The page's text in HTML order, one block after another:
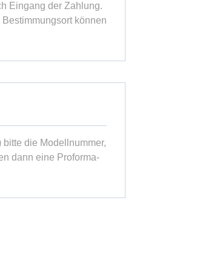
Eingang der Zahlung.
können
die Modellnummer,
dann eine Proforma-